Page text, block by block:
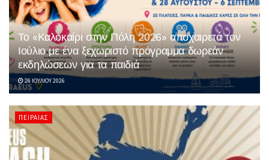
Το «Καλοκαίρι στην Πόλη 2026» αποχαιρετά τον
Ιούλιο με ένα ξεχωριστό πρόγραμμα δωρεάν
εκδηλώσεων για τα παιδιά
26 ΙΟΥΛΊΟΥ 2026
ΠΕΙΡΑΙΆΣ